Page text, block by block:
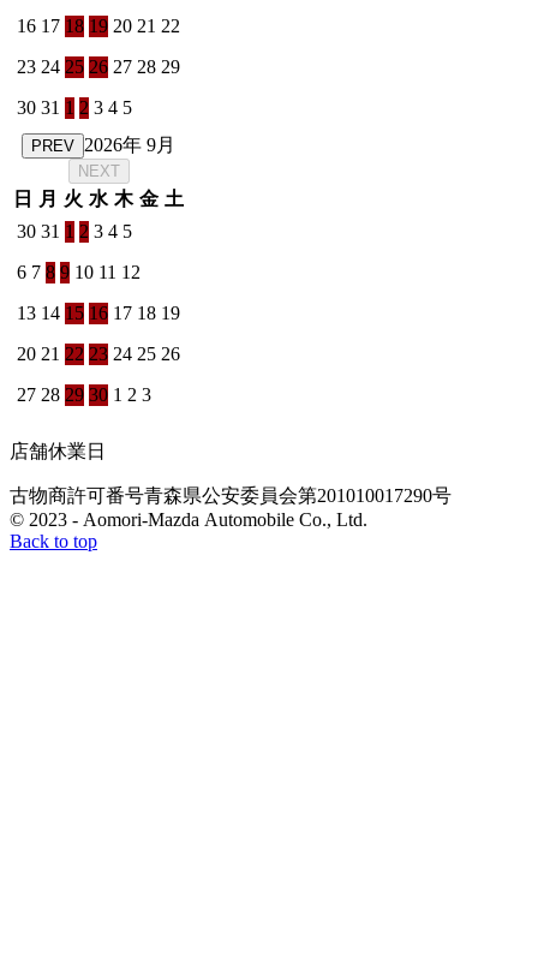
16 17 18 19 20 21 22
23 24 25 26 27 28 29
30 31 1 2 3 4 5
PREV 2026年 9月
NEXT
日 月 火 水 木 金 土
30 31 1 2 3 4 5
6 7 8 9 10 11 12
13 14 15 16 17 18 19
20 21 22 23 24 25 26
27 28 29 30 1 2 3
店舗休業日
古物商許可番号青森県公安委員会第201010017290号
© 2023 - Aomori-Mazda Automobile Co., Ltd.
Back to top